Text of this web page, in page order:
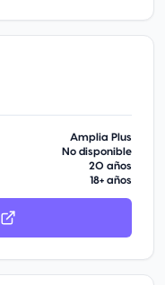
Amplia Plus
No disponible
20 años
18+ años